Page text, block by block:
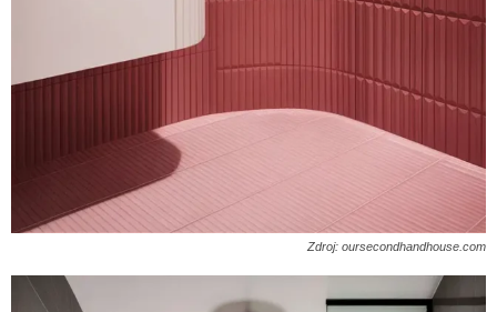
Zdroj: oursecondhandhouse.com